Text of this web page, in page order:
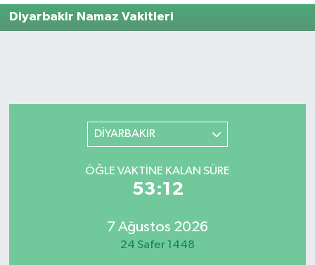
Diyarbakir Namaz Vakitleri
DİYARBAKIR
ÖĞLE VAKTINE KALAN SÜRE
53:12
7 Ağustos 2026
24 Safer 1448
Kocaeli Trafik Yoğunluk Haritası
Son Dakika Haberleri